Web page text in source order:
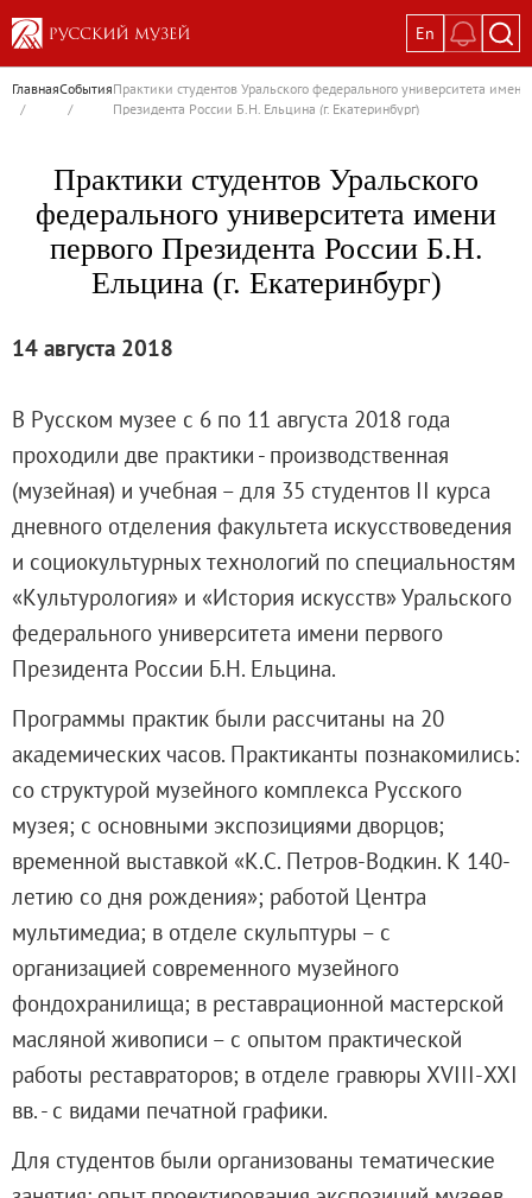
En
Выставки
Текущие выставки
Пётр Кончаловский. Сад в цвету
Иван Шишкин. Русский лес
Василий Тропинин
Окрестности Санкт-Петербурга в
Памяти Киры Владимировны
Постоянная экспозиция «Наш
Русское искусство первой половины
Древнерусское искусство ХII—XVII
Русское искусство XVIII века
Русское искусство второй половины
Русское народное искусство XVII-XXI
Будущие выставки
Выездные выставки
Михаил Нестеров
Архив выставок
Степан Эрьзя – скульптор мира. К
Эпоха Императора Александра III и её
Архип Куинджи. Иллюзия света
Русская традиция
Наш авангард
Фёдор Васильев. К 175-летию со дня
Посетителям
Справочная информация
Адреса и часы работы
О билетах, льготах и услугах
Правила покупки и возврата билетов
Правила посещения музея
Главная
/
События
/
Практики студентов Уральского федерального университета имени
Президента России Б.Н. Ельцина (г. Екатеринбург)
Практики студентов Уральского
федерального университета имени
первого Президента России Б.Н.
Ельцина (г. Екатеринбург)
14 августа 2018
В Русском музее с 6 по 11 августа 2018 года
проходили две практики - производственная
(музейная) и учебная – для 35 студентов II курса
дневного отделения факультета искусствоведения
и социокультурных технологий по специальностям
«Культурология» и «История искусств» Уральского
федерального университета имени первого
Президента России Б.Н. Ельцина.
Программы практик были рассчитаны на 20
академических часов. Практиканты познакомились:
со структурой музейного комплекса Русского
музея; с основными экспозициями дворцов;
временной выставкой «К.С. Петров-Водкин. К 140-
летию со дня рождения»; работой Центра
мультимедиа; в отделе скульптуры – с
организацией современного музейного
фондохранилища; в реставрационной мастерской
масляной живописи – с опытом практической
работы реставраторов; в отделе гравюры ХVIII-ХХI
вв. - с видами печатной графики.
Для студентов были организованы тематические